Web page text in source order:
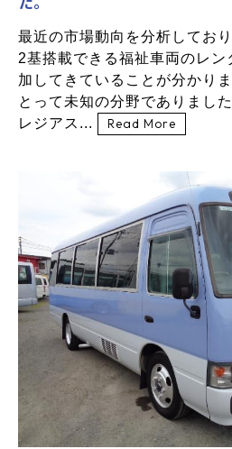
最近の市場動向を分析してお
2基搭載できる福祉車両のレン
加してきていることが分かり
とって未知の分野でありまし
レジアス...
Read More